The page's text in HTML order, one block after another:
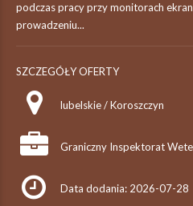
podczas pracy przy monitorach
prowadzeniu...
SZCZEGÓŁY OFERTY
lubelskie / Koroszczyn
Graniczny Inspektorat
Data dodania: 2026-07-28